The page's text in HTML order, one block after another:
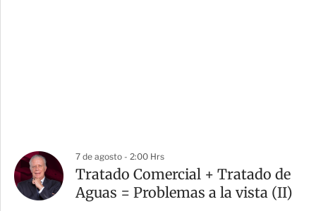
7 de agosto - 2:00 Hrs
Tratado Comercial + Tratado de
Aguas = Problemas a la vista (II)